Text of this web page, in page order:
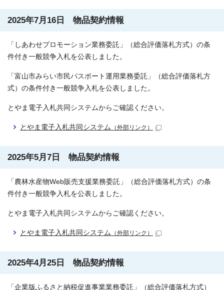
2025年7月16日 物品契約情報
「しあわせプロモーション業務委託」（総合評価落札方式）の条
件付き一般競争入札を公表しました。
「富山市みらい市民パスポート運用業務委託」（総合評価落札方
式）の条件付き一般競争入札を公表しました。
とやま電子入札共同システムからご確認ください。
とやま電子入札共同システム （外部リンク）
2025年5月7日 物品契約情報
「農林水産物Web販売支援業務委託」（総合評価落札方式）の条
件付き一般競争入札を公表しました。
とやま電子入札共同システムからご確認ください。
とやま電子入札共同システム （外部リンク）
2025年4月25日 物品契約情報
「企業版ふるさと納税促進事業業務委託」（総合評価落札方式）